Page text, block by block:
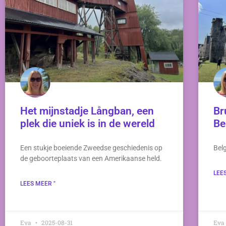
Het mijnstadje Långban, een
plek die uniek is in de wereld
Een stukje boeiende Zweedse geschiedenis op
de geboorteplaats van een Amerikaanse held.
LEES MEER "
Eva 2025-08-31 Eva